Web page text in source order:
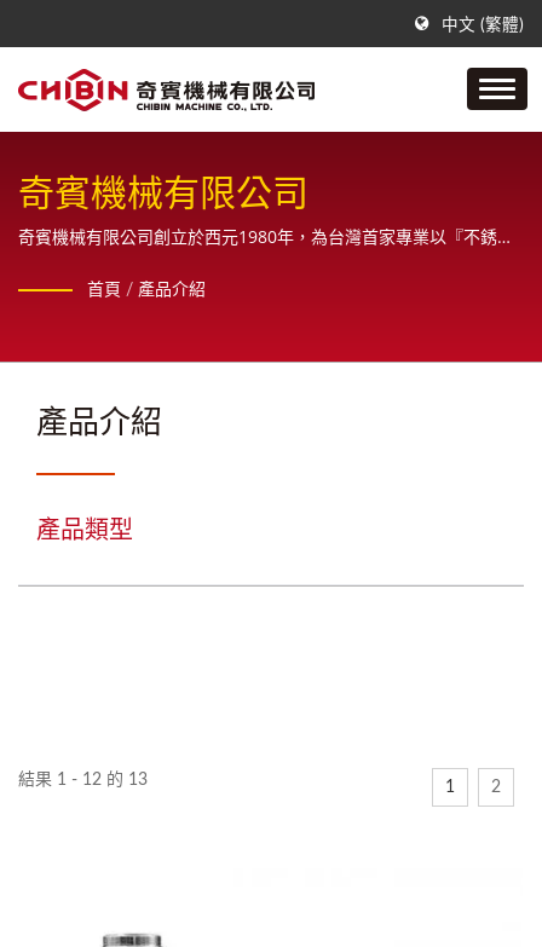
中文 (繁體)
奇賓機械有限公司
奇賓機械有限公司創立於西元1980年，為台灣首家專業以『不銹鋼
首頁 / 產品介紹
產品介紹
產品類型
結果 1 - 12 的 13 1 2